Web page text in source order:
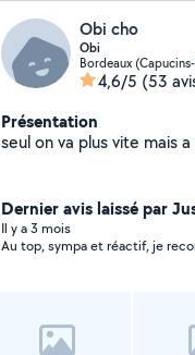
Obi cho
Obi
Bordeaux
4,6/5 (53
Présentation
Dernier avis laissé par
Il y a 3 mois
Au top, sympa et réactif, je